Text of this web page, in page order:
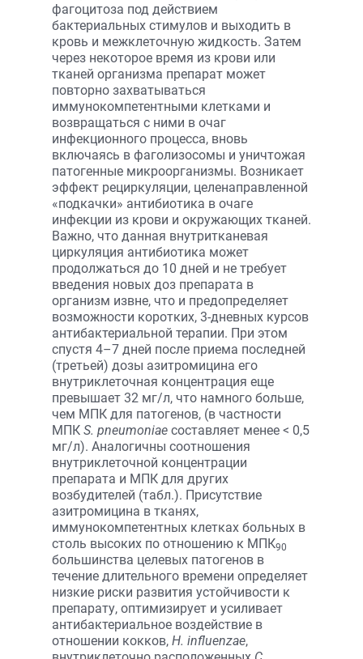
фагоцитоза под действием
бактериальных стимулов и выходить в
кровь и межклеточную жидкость. Затем
через некоторое время из крови или
тканей организма препарат может
повторно захватываться
иммунокомпетентными клетками и
возвращаться с ними в очаг
инфекционного процесса, вновь
включаясь в фаголизосомы и уничтожая
патогенные микроорганизмы. Возникает
эффект рециркуляции, целенаправленной
«подкачки» антибиотика в очаге
инфекции из крови и окружающих тканей.
Важно, что данная внутритканевая
циркуляция антибиотика может
продолжаться до 10 дней и не требует
введения новых доз препарата в
организм извне, что и предопределяет
возможности коротких, 3-дневных курсов
антибактериальной терапии. При этом
спустя 4–7 дней после приема последней
(третьей) дозы азитромицина его
внутриклеточная концентрация еще
превышает 32 мг/л, что намного больше,
чем МПК для патогенов, (в частности
МПК S. pneumoniae составляет менее < 0,5
мг/л). Аналогичны соотношения
внутриклеточной концентрации
препарата и МПК для других
возбудителей (табл.). Присутствие
азитромицина в тканях,
иммунокомпетентных клетках больных в
столь высоких по отношению к МПК90
большинства целевых патогенов в
течение длительного времени определяет
низкие риски развития устойчивости к
препарату, оптимизирует и усиливает
антибактериальное воздействие в
отношении кокков, H. influenzae,